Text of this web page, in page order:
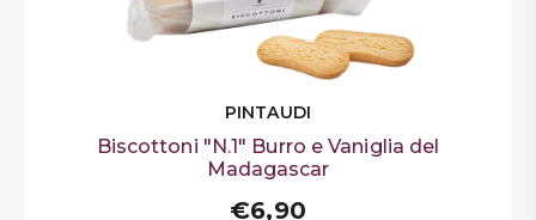
PINTAUDI
Biscottoni "N.1" Burro e Vaniglia del
Madagascar
€6,90